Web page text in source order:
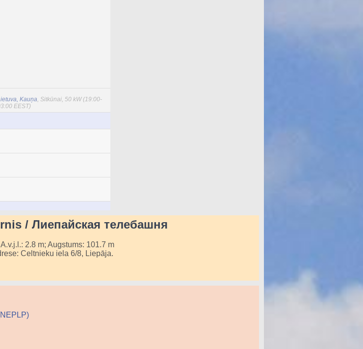
Kauņa, Sitkūnai, 50 kW (19:00-
EEST)
/ Лиепайская телебашня
A.v.j.l.: 2.8 m; Augstums: 101.7 m
Celtnieku iela 6/8, Liepāja.